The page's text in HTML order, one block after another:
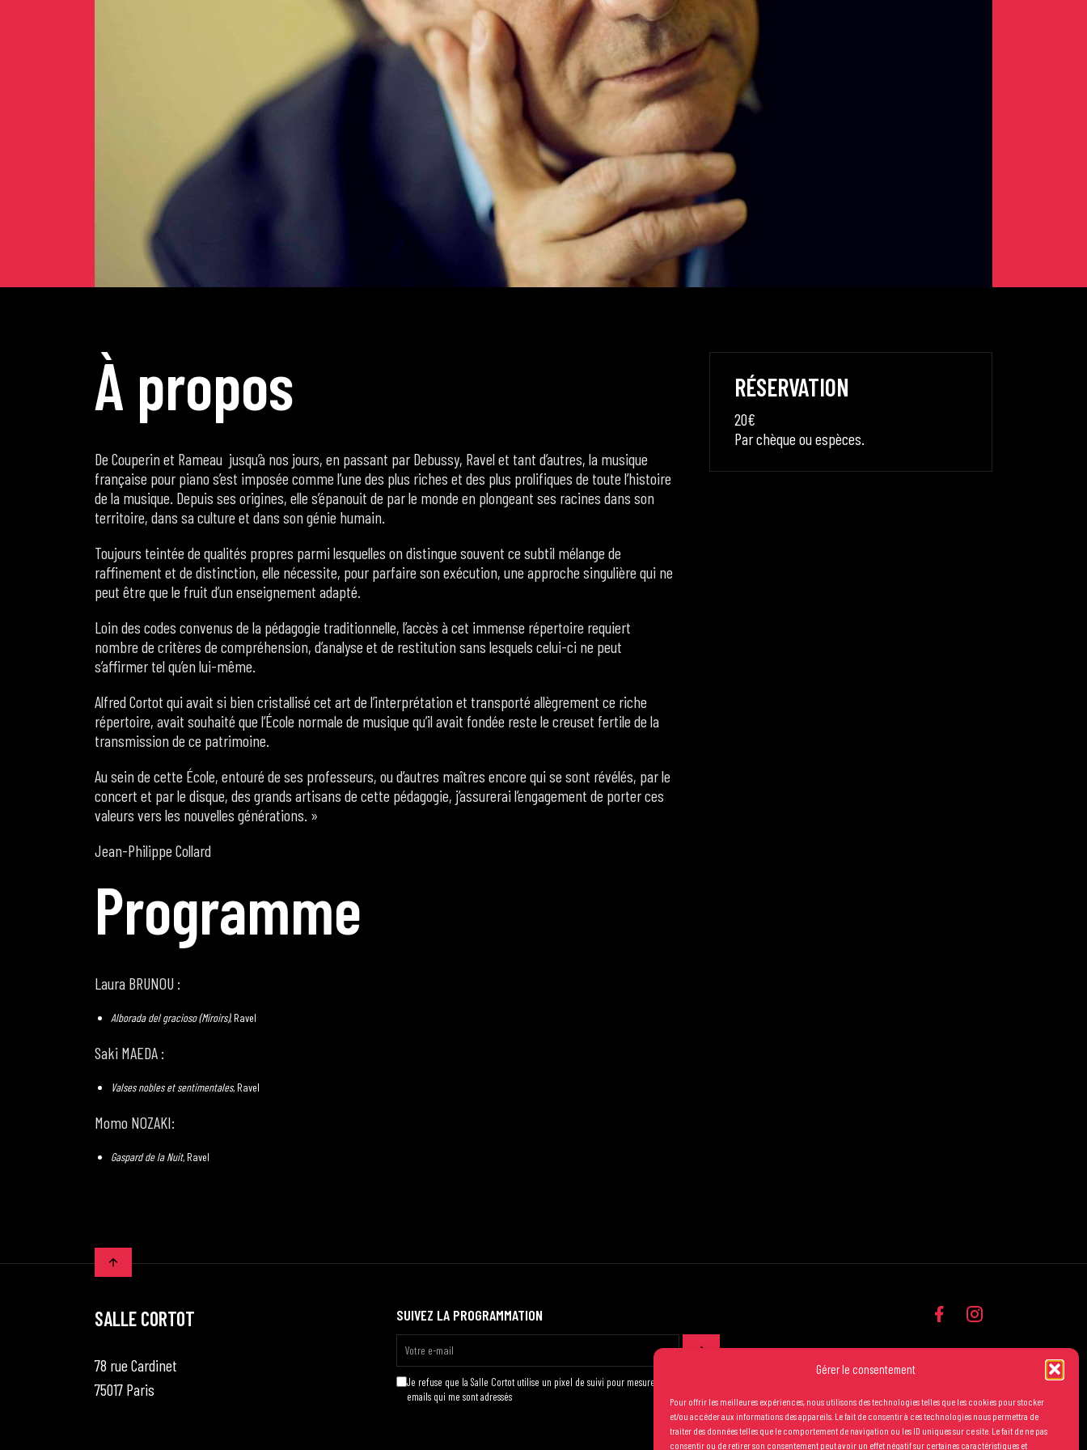
Gérer le consentement
Pour offrir les meilleures expériences, nous utilisons des technologies telles que les cookies pour stocker
et/ou accéder aux informations des appareils. Le fait de consentir à ces technologies nous permettra de
traiter des données telles que le comportement de navigation ou les ID uniques sur ce site. Le fait de ne pas
consentir ou de retirer son consentement peut avoir un effet négatif sur certaines caractéristiques et
À propos
De Couperin et Rameau jusqu’à nos jours, en passant par Debussy, Ravel et tant d’autres, la musique
française pour piano s’est imposée comme l’une des plus riches et des plus prolifiques de toute l’histoire
de la musique. Depuis ses origines, elle s’épanouit de par le monde en plongeant ses racines dans son
territoire, dans sa culture et dans son génie humain.
Toujours teintée de qualités propres parmi lesquelles on distingue souvent ce subtil mélange de
raffinement et de distinction, elle nécessite, pour parfaire son exécution, une approche singulière qui ne
peut être que le fruit d’un enseignement adapté.
Loin des codes convenus de la pédagogie traditionnelle, l’accès à cet immense répertoire requiert
nombre de critères de compréhension, d’analyse et de restitution sans lesquels celui-ci ne peut
s’affirmer tel qu’en lui-même.
Alfred Cortot qui avait si bien cristallisé cet art de l’interprétation et transporté allègrement ce riche
répertoire, avait souhaité que l’École normale de musique qu’il avait fondée reste le creuset fertile de la
transmission de ce patrimoine.
Au sein de cette École, entouré de ses professeurs, ou d’autres maîtres encore qui se sont révélés, par le
concert et par le disque, des grands artisans de cette pédagogie, j’assurerai l’engagement de porter ces
valeurs vers les nouvelles générations. »
Jean-Philippe Collard
Programme
Laura BRUNOU :
Alborada del gracioso (Miroirs), Ravel
Saki MAEDA :
Valses nobles et sentimentales, Ravel
Momo NOZAKI:
Gaspard de la Nuit, Ravel
RÉSERVATION
20€
Par chèque ou espèces.
SALLE CORTOT
78 rue Cardinet
75017 Paris
SUIVEZ LA PROGRAMMATION
Je refuse que la Salle Cortot utilise un pixel de suivi pour mesurer l'ouverture des
emails qui me sont adressés